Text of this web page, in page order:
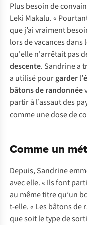
Plus besoin de
Leki Makalu. «
que j’ai vraiment
lors de vacances dans
qu'elle n'arrêtait pas
descente. Sandrine a
a utilisé pourgarderl’
bâtons de randonnée
partir à l’assaut des
comme une dose de
Comme un
Depuis, Sandrine
avec elle. « Ils font
au même titre qu’un
t-elle. « Les bâtons
que soit le type de